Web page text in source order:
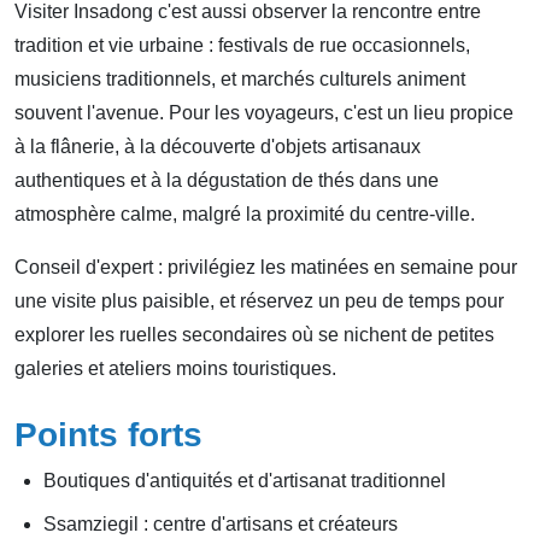
Visiter Insadong c'est aussi observer la rencontre entre
tradition et vie urbaine : festivals de rue occasionnels,
musiciens traditionnels, et marchés culturels animent
souvent l'avenue. Pour les voyageurs, c'est un lieu propice
à la flânerie, à la découverte d'objets artisanaux
authentiques et à la dégustation de thés dans une
atmosphère calme, malgré la proximité du centre-ville.
Conseil d'expert : privilégiez les matinées en semaine pour
une visite plus paisible, et réservez un peu de temps pour
explorer les ruelles secondaires où se nichent de petites
galeries et ateliers moins touristiques.
Points forts
Boutiques d'antiquités et d'artisanat traditionnel
Ssamziegil : centre d'artisans et créateurs